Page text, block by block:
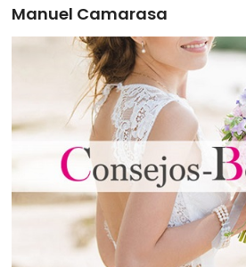
Manuel Camarasa